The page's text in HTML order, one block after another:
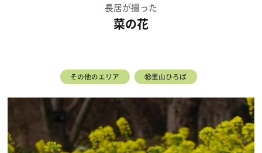
長居が撮った
菜の花
その他のエリア ⑱里山ひろば